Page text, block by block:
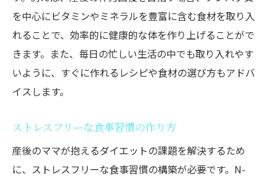
を中心にビタミンやミネラルを豊富に含む食材を取り入
れることで、効率的に健康的な体を作り上げることがで
きます。また、毎日の忙しい生活の中でも取り入れやす
いように、すぐに作れるレシピや食材の選び方もアドバ
イスします。
ストレスフリーな食事習慣の作り方
産後のママが抱えるダイエットの課題を解決するため
に、ストレスフリーな食事習慣の構築が必要です。N-